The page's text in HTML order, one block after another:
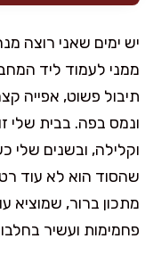
יש ימים שאני רוצה
ממני לעמוד ליד
תיבול פשוט, אפייה
ונמס בפה. בבית שלי
וקלילה, ובשנים שלי
שהסוד הוא לא עוד
מתכון ברור, שמוציא
פחמימות ועשיר